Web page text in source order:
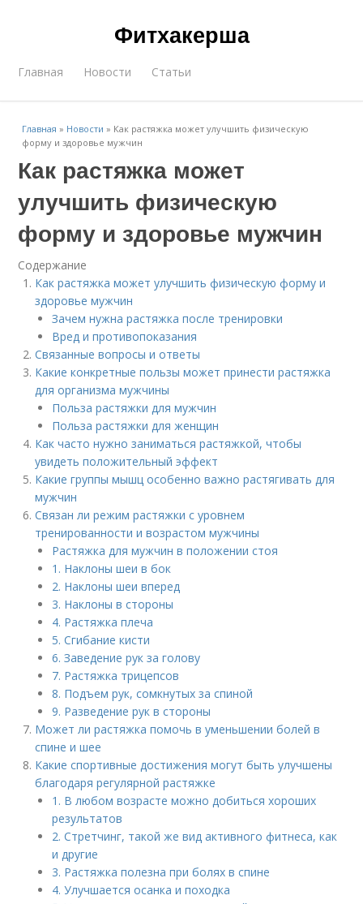
Фитхакерша
Главная Новости Статьи
Главная » Новости » Как растяжка может улучшить физическую
форму и здоровье мужчин
Как растяжка может
улучшить физическую
форму и здоровье мужчин
Содержание
Как растяжка может улучшить физическую форму и
здоровье мужчин
Зачем нужна растяжка после тренировки
Вред и противопоказания
Связанные вопросы и ответы
Какие конкретные пользы может принести растяжка
для организма мужчины
Польза растяжки для мужчин
Польза растяжки для женщин
Как часто нужно заниматься растяжкой, чтобы
увидеть положительный эффект
Какие группы мышц особенно важно растягивать для
мужчин
Связан ли режим растяжки с уровнем
тренированности и возрастом мужчины
Растяжка для мужчин в положении стоя
1. Наклоны шеи в бок
2. Наклоны шеи вперед
3. Наклоны в стороны
4. Растяжка плеча
5. Сгибание кисти
6. Заведение рук за голову
7. Растяжка трицепсов
8. Подъем рук, сомкнутых за спиной
9. Разведение рук в стороны
Может ли растяжка помочь в уменьшении болей в
спине и шее
Какие спортивные достижения могут быть улучшены
благодаря регулярной растяжке
1. В любом возрасте можно добиться хороших
результатов
2. Стретчинг, такой же вид активного фитнеса, как
и другие
3. Растяжка полезна при болях в спине
4. Улучшается осанка и походка